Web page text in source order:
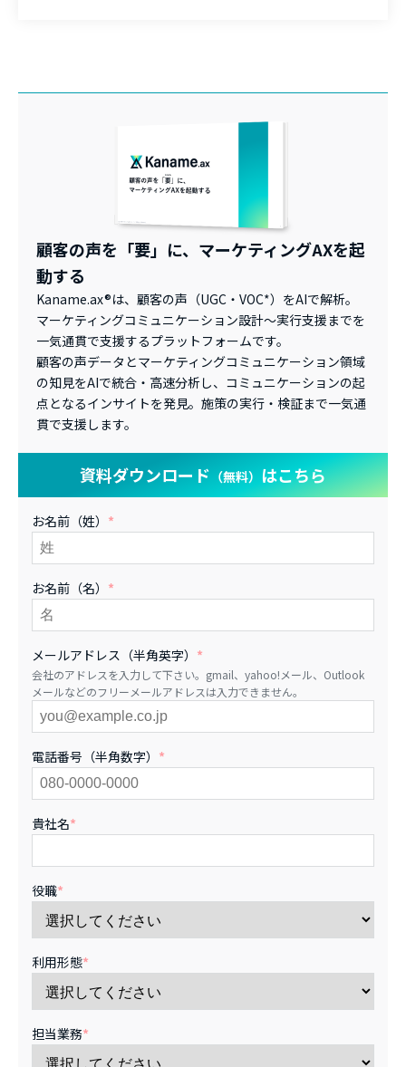
顧客の声を「要」に、マーケティングAXを起
動する
Kaname.ax®は、顧客の声（UGC・VOC*）をAIで解析。
マーケティングコミュニケーション設計～実行支援までを
一気通貫で支援するプラットフォームです。
顧客の声データとマーケティングコミュニケーション領域
の知見をAIで統合・高速分析し、コミュニケーションの起
点となるインサイトを発見。施策の実行・検証まで一気通
貫で支援します。
資料ダウンロード （無料） はこちら
お名前（姓） *
お名前（名） *
メールアドレス（半角英字） *
会社のアドレスを入力して下さい。gmail、yahoo!メール、Outlook
メールなどのフリーメールアドレスは入力できません。
電話番号（半角数字） *
貴社名*
役職*
利用形態*
担当業務*